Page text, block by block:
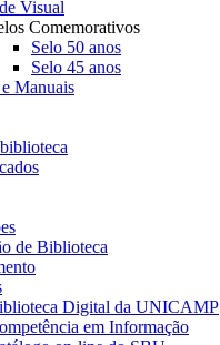
Visual
Comemorativos
Selo 50 anos
Selo 45 anos
Manuais
de Biblioteca
Digital da UNICAMP
em Informação